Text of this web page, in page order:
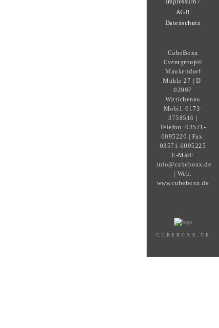
AGB
Datenschutz
CubeBoxx
Eventgroup®
Maukendorf
Mühle 27 | D-
02997
Wittichenau
Mobil: 0173-
3758516 |
Telefon: 03571-
6095220 | Fax:
03571-6095225
E-Mail:
info@cubeboxx.de
| Web:
www.cubeboxx.de
CUBEBOXX.DE